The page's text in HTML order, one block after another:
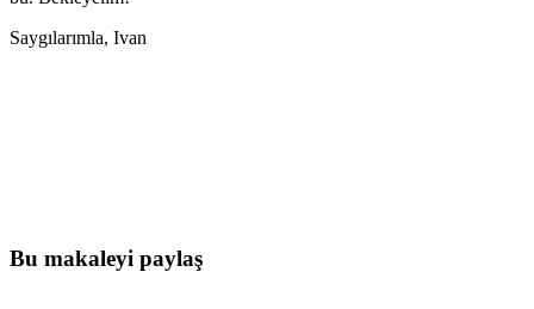
Saygılarımla, Ivan
Bu makaleyi paylaş